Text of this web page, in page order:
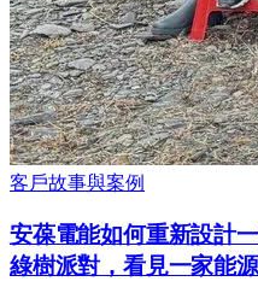
客戶故事與案例
安葆電能如何重新設計
綠樹派對，看見一家能